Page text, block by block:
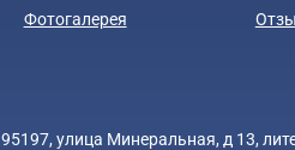
Фотогалерея
улица Минеральная, д 13,